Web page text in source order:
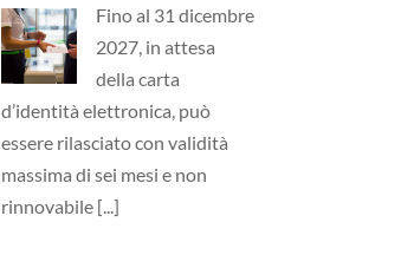
Fino al 31 dicembre
2027, in attesa
della carta
d’identità elettronica, può
essere rilasciato con validità
massima di sei mesi e non
rinnovabile [...]